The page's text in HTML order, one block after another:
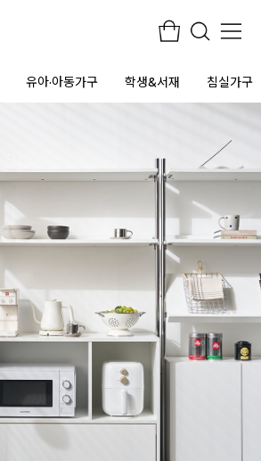
유아·아동가구 학생&서재 침실가구